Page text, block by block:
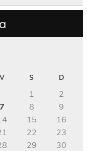
V S D
1
2
7 8
9
15
16
22
23
29
30